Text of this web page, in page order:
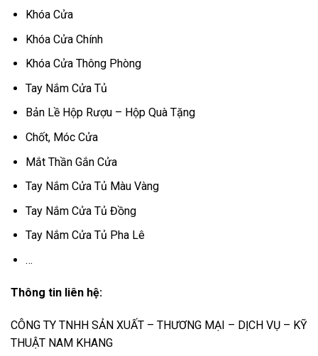
Khóa Cửa
Khóa Cửa Chính
Khóa Cửa Thông Phòng
Tay Nắm Cửa Tủ
Bản Lề Hộp Rượu – Hộp Quà Tặng
Chốt, Móc Cửa
Mắt Thần Gắn Cửa
Tay Nắm Cửa Tủ Màu Vàng
Tay Nắm Cửa Tủ Đồng
Tay Nắm Cửa Tủ Pha Lê
…
Thông tin liên hệ:
CÔNG TY TNHH SẢN XUẤT – THƯƠNG MẠI – DỊCH VỤ – KỸ
THUẬT NAM KHANG